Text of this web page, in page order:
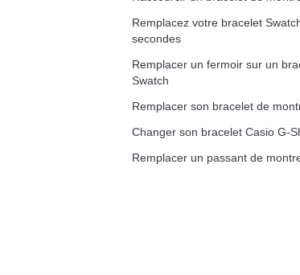
Remplacez votre bracelet
secondes
Remplacer un fermoir sur un
Swatch
Remplacer son bracelet de
Changer son bracelet Casio G-
Remplacer un passant de